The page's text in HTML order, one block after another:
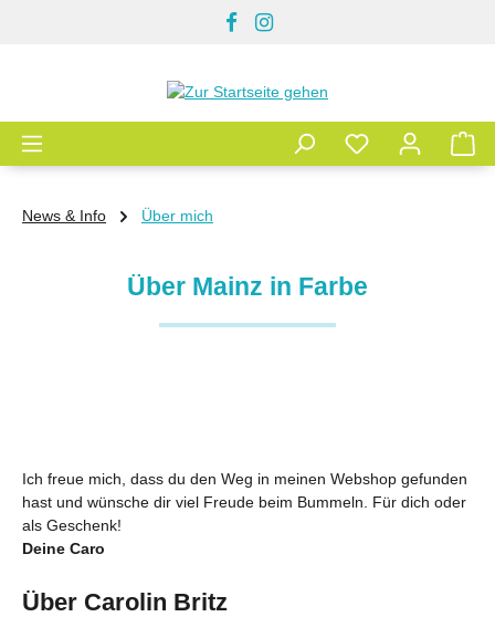
News & Info Über mich
Über Mainz in Farbe
Ich freue mich, dass du den Weg in meinen Webshop gefunden
hast und wünsche dir viel Freude beim Bummeln. Für dich oder
als Geschenk!
Deine Caro
Über Carolin Britz